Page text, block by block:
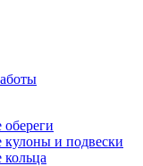
обереги
кулоны и подвески
кольца